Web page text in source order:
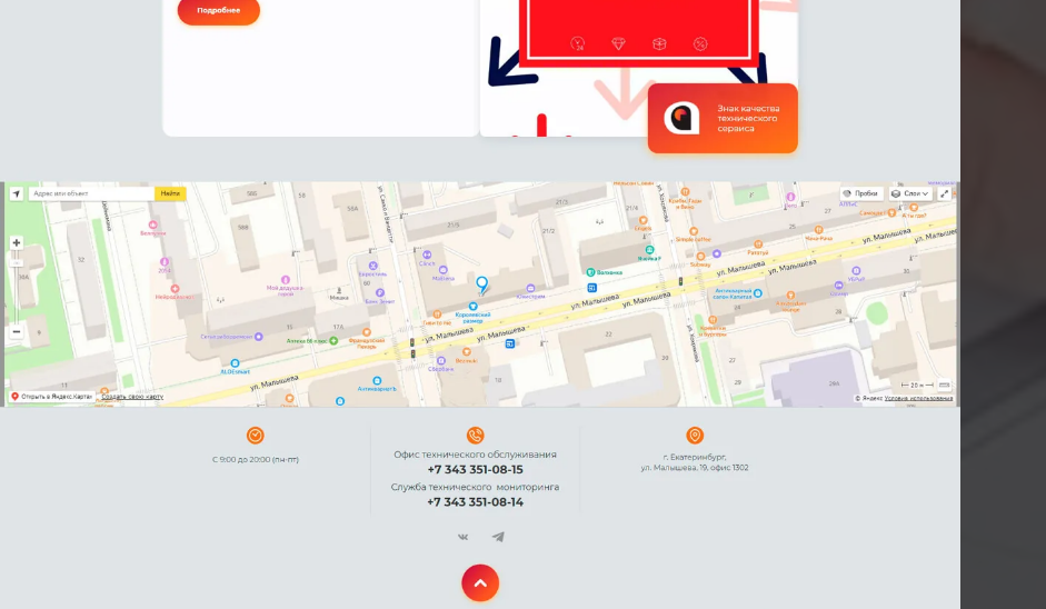
политику конфиденциальности